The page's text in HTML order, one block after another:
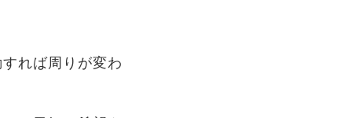
れば周りが変わ